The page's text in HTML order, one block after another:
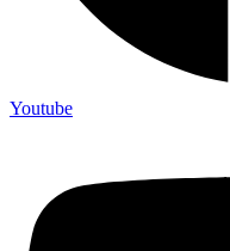
Youtube